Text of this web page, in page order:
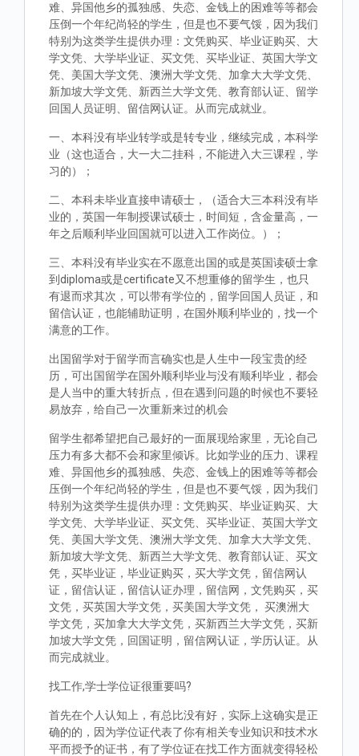
难、异国他乡的孤独感、失恋、金钱上的困难等等都会
压倒一个年纪尚轻的学生，但是也不要气馁，因为我们
特别为这类学生提供办理：文凭购买、毕业证购买、大
学文凭、大学毕业证、买文凭、买毕业证、英国大学文
凭、美国大学文凭、澳洲大学文凭、加拿大大学文凭、
新加坡大学文凭、新西兰大学文凭、教育部认证、留学
回国人员证明、留信网认证。从而完成就业。
一、本科没有毕业转学或是转专业，继续完成，本科学
业（这也适合，大一大二挂科，不能进入大三课程，学
习的）；
二、本科未毕业直接申请硕士，（适合大三本科没有毕
业的，英国一年制授课试硕士，时间短，含金量高，一
年之后顺利毕业回国就可以进入工作岗位。）；
三、本科没有毕业实在不愿意出国的或是英国读硕士拿
到diploma或是certificate又不想重修的留学生，也只
有退而求其次，可以带有学位的，留学回国人员证，和
留信认证，也能辅助证明，在国外顺利毕业的，找一个
满意的工作。
出国留学对于留学而言确实也是人生中一段宝贵的经
历，可出国留学在国外顺利毕业与没有顺利毕业，都会
是人当中的重大转折点，但在遇到问题的时候也不要轻
易放弃，给自己一次重新来过的机会
留学生都希望把自己最好的一面展现给家里，无论自己
压力有多大都不会和家里倾诉。比如学业的压力、课程
难、异国他乡的孤独感、失恋、金钱上的困难等等都会
压倒一个年纪尚轻的学生，但是也不要气馁，因为我们
特别为这类学生提供办理：文凭购买、毕业证购买、大
学文凭、大学毕业证、买文凭、买毕业证、英国大学文
凭、美国大学文凭、澳洲大学文凭、加拿大大学文凭、
新加坡大学文凭、新西兰大学文凭、教育部认证、买文
凭，买毕业证，毕业证购买，买大学文凭，留信网认
证，留信认证，留信认证办理，留信网，文凭购买，买
文凭，买英国大学文凭，买美国大学文凭， 买澳洲大
学文凭，买加拿大大学文凭，买新西兰大学文凭，买新
加坡大学文凭，回国证明，留信网认证，学历认证。从
而完成就业。
找工作,学士学位证很重要吗?
首先在个人认知上，有总比没有好，实际上这确实是正
确的的，因为学位证代表了你有相关专业知识和技术水
平而授予的证书，有了学位证在找工作方面就变得轻松